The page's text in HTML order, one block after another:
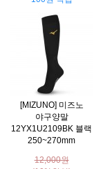
[MIZUNO] 미즈노
야구양말
12YX1U2109BK 블랙
250~270mm
12,000원